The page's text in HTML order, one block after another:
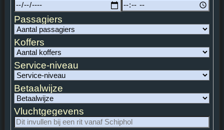
Passagiers
Koffers
Service-niveau
Betaalwijze
Vluchtgegevens